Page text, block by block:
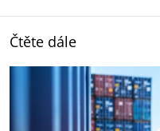
Čtěte dále